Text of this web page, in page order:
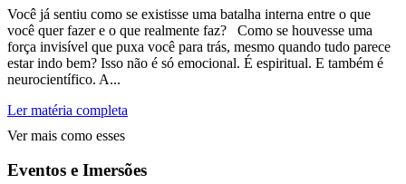
Você já sentiu como se existisse uma batalha interna entre o que
você quer fazer e o que realmente faz? Como se houvesse uma
força invisível que puxa você para trás, mesmo quando tudo parece
estar indo bem? Isso não é só emocional. É espiritual. E também é
neurocientífico. A...
Ler matéria completa
Ver mais como esses
Eventos e Imersões